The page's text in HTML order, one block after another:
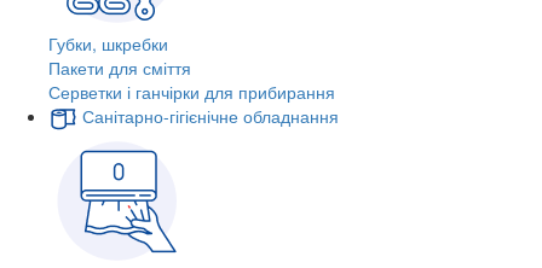
Губки, шкребки
Пакети для сміття
Серветки і ганчірки для прибирання
Санітарно-гігієнічне обладнання